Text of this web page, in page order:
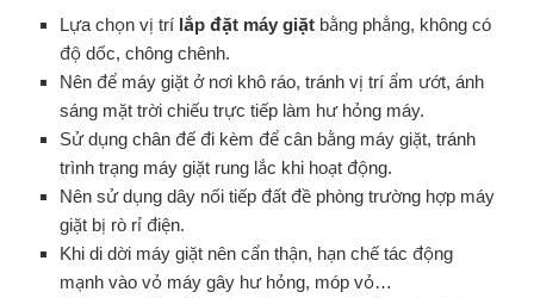
Lựa chọn vị trí lắp đặt máy giặt bằng phẳng, không có
độ dốc, chông chênh.
Nên để máy giặt ở nơi khô ráo, tránh vị trí ẩm ướt, ánh
sáng mặt trời chiếu trực tiếp làm hư hỏng máy.
Sử dụng chân đế đi kèm để cân bằng máy giặt, tránh
trình trạng máy giặt rung lắc khi hoạt động.
Nên sử dụng dây nối tiếp đất đề phòng trường hợp máy
giặt bị rò rỉ điện.
Khi di dời máy giặt nên cẩn thận, hạn chế tác động
mạnh vào vỏ máy gây hư hỏng, móp vỏ…